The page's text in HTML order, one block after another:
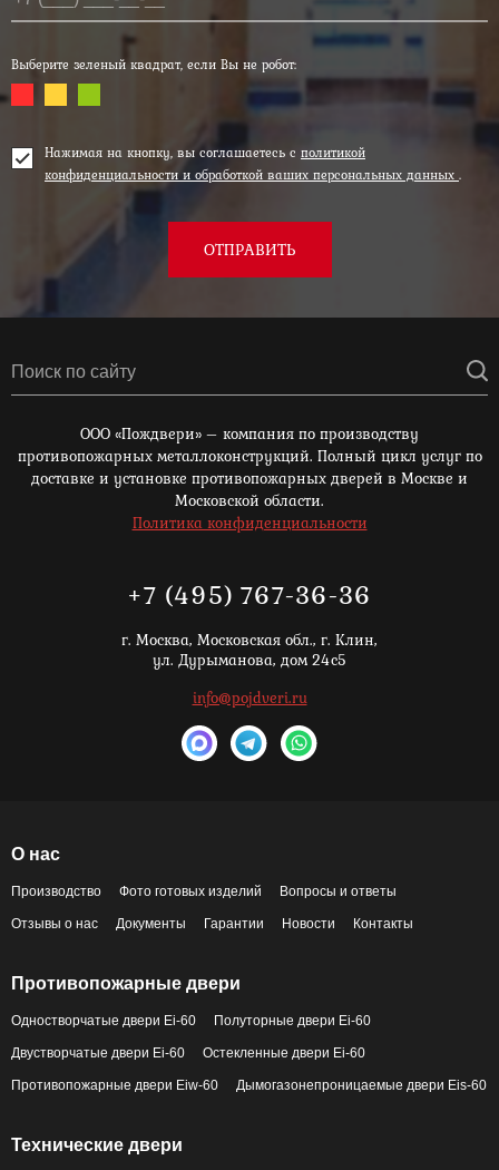
Выберите зеленый квадрат, если Вы не робот:
Нажимая на кнопку, вы соглашаетесь с политикой
конфиденциальности и обработкой ваших персональных данных .
ОТПРАВИТЬ
ООО «Пождвери» – компания по производству
противопожарных металлоконструкций. Полный цикл услуг по
доставке и установке противопожарных дверей в Москве и
Московской области.
Политика конфиденциальности
+7 (495) 767-36-36
г. Москва, Московская обл., г. Клин,
ул. Дурыманова, дом 24с5
info@pojdveri.ru
О нас
Производство Фото готовых изделий Вопросы и ответы
Отзывы о нас Документы Гарантии Новости Контакты
Противопожарные двери
Одностворчатые двери Ei-60 Полуторные двери Ei-60
Двустворчатые двери Ei-60 Остекленные двери Ei-60
Противопожарные двери Eiw-60 Дымогазонепроницаемые двери Eis-60
Технические двери